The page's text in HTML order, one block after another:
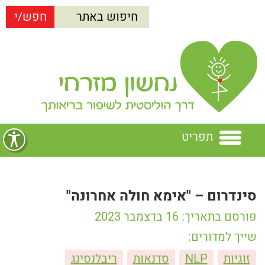
תפריט
נחשון מזרחי
נחשון מזרחיהרצאות
סינדרום – "אימא חולה אחרונה"
פורסם בתאריך: 16 בדצמבר 2023
שייך למדורים:
זוגיות
NLP סדנאות
ריבלנסינג